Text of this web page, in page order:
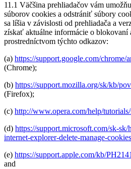
11.1 Väčšina prehliadačov vám
súborov cookies a odstrániť súbory
sa líšia v závislosti od prehliadača a
získať aktuálne informácie o blokovaní
prostredníctvom týchto odkazov:
(a) https://support.google.com/chrome/
(Chrome);
(b) https://support.mozilla.org/sk/kb/
(Firefox);
(c) http://www.opera.com/help/
(d) https://support.microsoft.com/sk-
internet-explorer-delete-manage-cookies
(e) https://support.apple.com/kb/
and